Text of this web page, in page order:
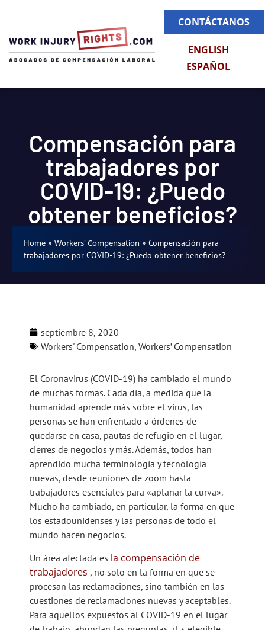
CONTÁCTANOS
ENGLISH
ESPAÑOL
Compensación para
trabajadores por
COVID-19: ¿Puedo
obtener beneficios?
Home » Workers' Compensation » Compensación para
trabajadores por COVID-19: ¿Puedo obtener beneficios?
septiembre 8, 2020
Workers' Compensation, Workers’ Compensation
El Coronavirus (COVID-19) ha cambiado el mundo
de muchas formas. Cada día, a medida que la
humanidad aprende más sobre el virus, las
personas se han enfrentado a órdenes de
quedarse en casa, pautas de refugio en el lugar,
cierres de negocios y más. Además, todos han
aprendido mucha terminología y tecnología
nuevas, desde reuniones de zoom hasta
trabajadores esenciales para «aplanar la curva».
Mucho ha cambiado, en particular, la forma en que
los estadounidenses y las personas de todo el
mundo hacen negocios.
Un área afectada es la compensación de
trabajadores , no solo en la forma en que se
procesan las reclamaciones, sino también en las
cuestiones de reclamaciones nuevas y aceptables.
Para aquellos expuestos al COVID-19 en el lugar